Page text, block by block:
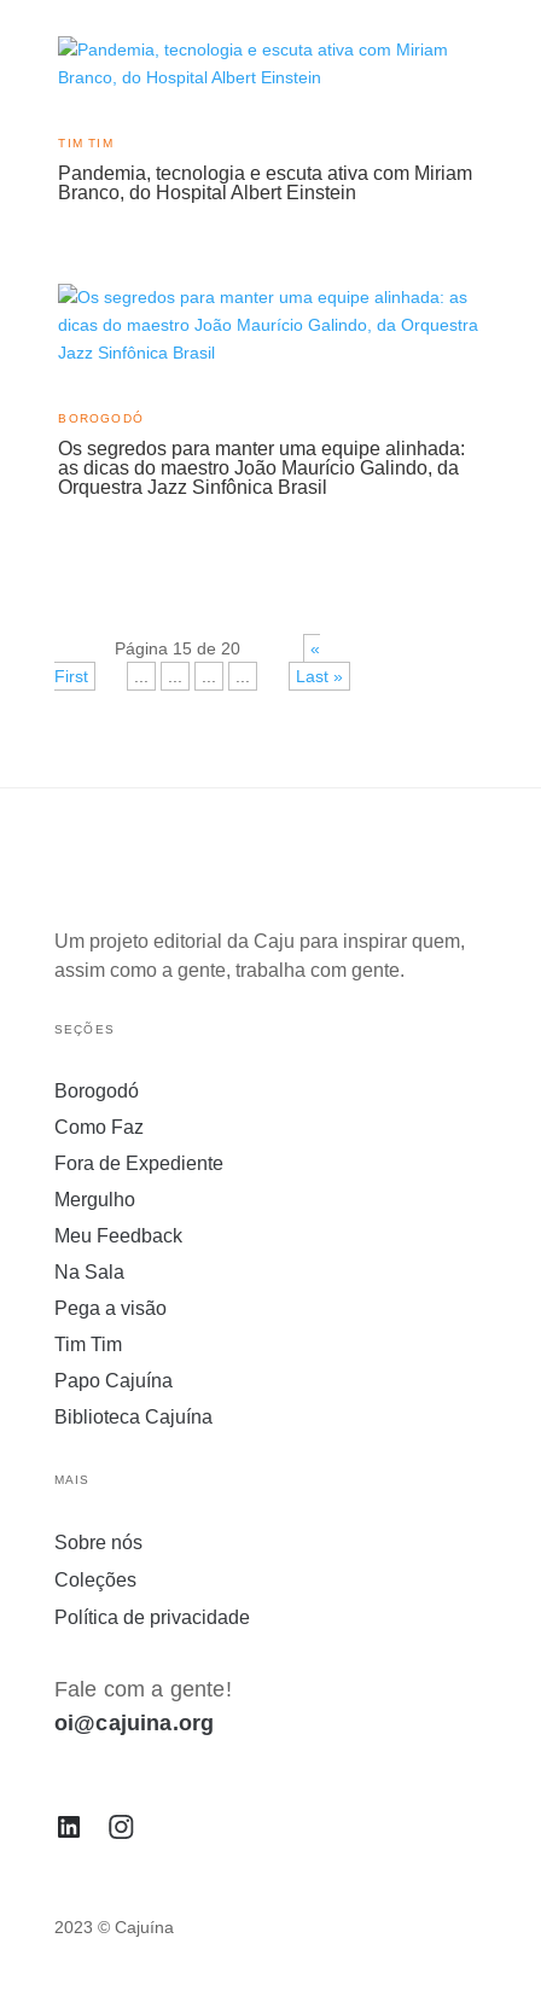
Pandemia, tecnologia e escuta ativa com Miriam
Branco, do Hospital Albert Einstein
TIM TIM
Os segredos para manter uma equipe alinhada:
as dicas do maestro João Maurício Galindo, da
Orquestra Jazz Sinfônica Brasil
BOROGODÓ
Página 15 de 20
«
First
Last »
Um projeto editorial da Caju para inspirar quem,
assim como a gente, trabalha com gente.
SEÇÕES
Borogodó
Como Faz
Fora de Expediente
Mergulho
Meu Feedback
Na Sala
Pega a visão
Tim Tim
Papo Cajuína
Biblioteca Cajuína
MAIS
Sobre nós
Coleções
Política de privacidade
Fale com a gente!
oi@cajuina.org
2023 © Cajuína